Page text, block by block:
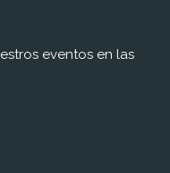
eventos en las